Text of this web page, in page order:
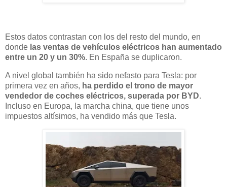
Estos datos contrastan con los del resto del mundo, en
donde las ventas de vehículos eléctricos han aumentado
entre un 20 y un 30%. En España se duplicaron.
A nivel global también ha sido nefasto para Tesla: por
primera vez en años, ha perdido el trono de mayor
vendedor de coches eléctricos, superada por BYD.
Incluso en Europa, la marcha china, que tiene unos
impuestos altísimos, ha vendido más que Tesla.